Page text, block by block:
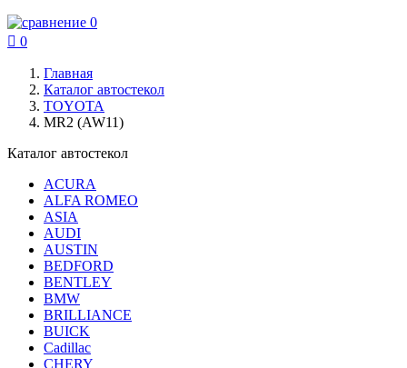
0
 0
Главная
Каталог автостекол
TOYOTA
MR2 (AW11)
Каталог автостекол
ACURA
ALFA ROMEO
ASIA
AUDI
AUSTIN
BEDFORD
BENTLEY
BMW
BRILLIANCE
BUICK
Cadillac
CHERY